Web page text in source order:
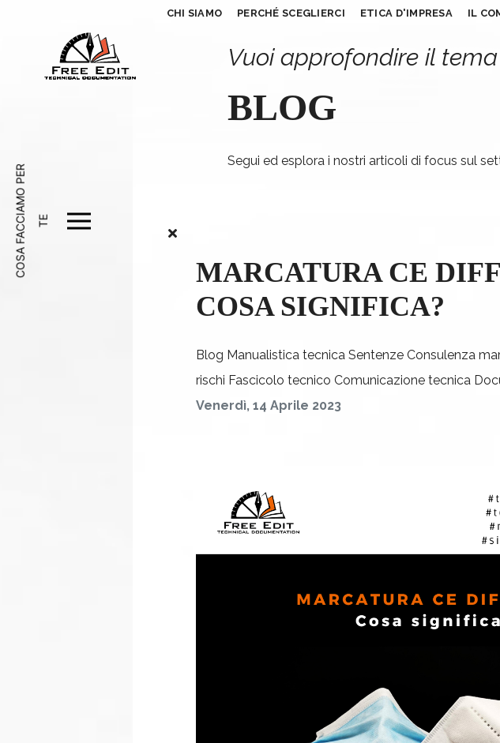
CHI SIAMO PERCHÉ SCEGLIERCI ETICA D'IMPRESA IL
C
O
S
A
F
A
C C
I
A
M
O
P
E
R
T E
Vuoi approfondire il
BLOG
Segui ed esplora i nostri articoli di focus sul
MARCATURA CE
COSA SIGNIFICA?
Blog Manualistica tecnica Sentenze Consulenza
rischi Fascicolo tecnico Comunicazione tecnica
Venerdì, 14 Aprile 2023